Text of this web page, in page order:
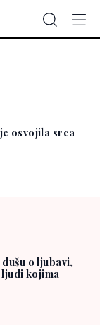
osvojila srca
o ljubavi,
kojima